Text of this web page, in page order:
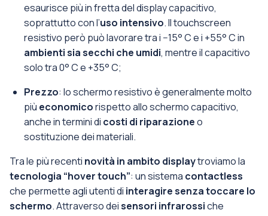
esaurisce più in fretta del display capacitivo,
soprattutto con l’uso intensivo. Il touchscreen
resistivo però può lavorare tra i −15° C e i +55° C in
ambienti sia secchi che umidi, mentre il capacitivo
solo tra 0° C e +35° C;
Prezzo: lo schermo resistivo è generalmente molto
più economicorispetto allo schermo capacitivo,
anche in termini di costi di riparazioneo
sostituzione dei materiali.
Tra le più recenti novità in ambito displaytroviamo la
tecnologia “hover touch”: un sistema contactless
che permette agli utenti di interagire senza toccare lo
schermo. Attraverso deisensori infrarossiche